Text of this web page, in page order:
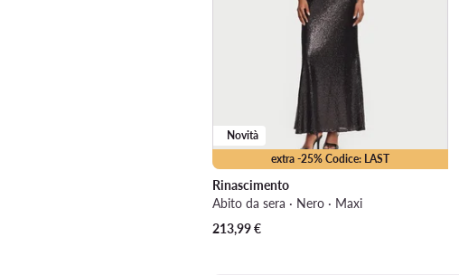
extra -25% Codice: LAST
Novità
Rinascimento
Abito da sera · Nero · Maxi
213,99€